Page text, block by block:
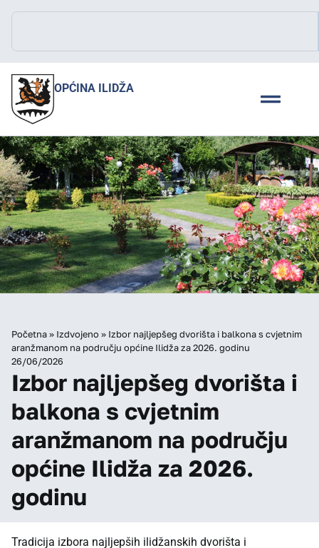
OPĆINA ILIDŽA
Početna» Izdvojeno » Izbor najljepšeg dvorišta i balkona s cvjetnim
aranžmanom na području općine Ilidža za 2026. godinu
26/06/2026
Izbor najljepšeg dvorišta i
balkona s cvjetnim
aranžmanom na području
općine Ilidža za 2026.
godinu
Tradicija izbora najljepših ilidžanskih dvorišta i